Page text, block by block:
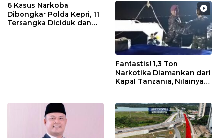
6 Kasus Narkoba
Dibongkar Polda Kepri, 11
Tersangka Diciduk dan
Fantastis! 1,3 Ton
Narkotika Diamankan dari
Kapal Tanzania, Nilainya